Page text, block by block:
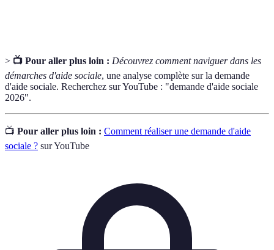
> 📺 Pour aller plus loin : Découvrez comment naviguer dans les
démarches d'aide sociale, une analyse complète sur la demande
d'aide sociale. Recherchez sur YouTube : "demande d'aide sociale
2026".
📺 Pour aller plus loin : Comment réaliser une demande d'aide
sociale ? sur YouTube